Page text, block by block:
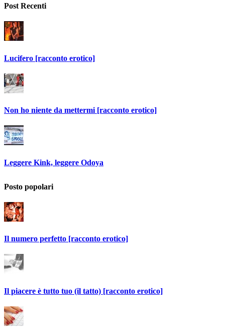
Post Recenti
Lucifero [racconto erotico]
Non ho niente da mettermi [racconto erotico]
Leggere Kink, leggere Odoya
Posto popolari
Il numero perfetto [racconto erotico]
Il piacere è tutto tuo (il tatto) [racconto erotico]